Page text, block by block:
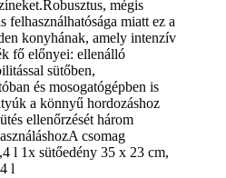
mégis
felhasználhatósága miatt ez a
konyhának, amely intenzív
fő előnyei: ellenálló
sütőben,
és mosogatógépben is
a könnyű hordozáshoz
ellenőrzését három
csomag
l 1x sütőedény 35 x 23 cm,
l